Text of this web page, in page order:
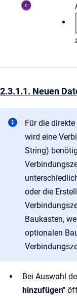
2.3.1.1. Neuen
Für die
wird eine
String)
oder die
Baukasten,
optionalen
Bei Auswahl
hinzufügen"